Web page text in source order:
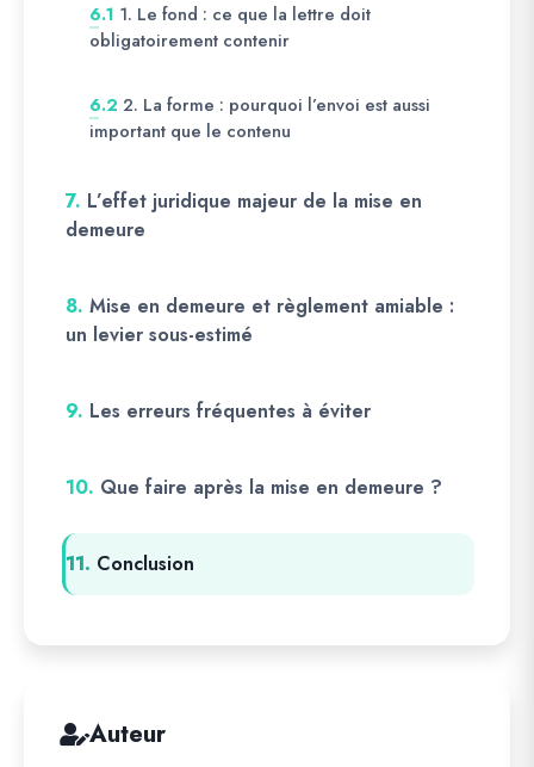
6.1 1. Le fond : ce que la lettre doit
obligatoirement contenir
6.2 2. La forme : pourquoi l’envoi est aussi
important que le contenu
7. L’effet juridique majeur de la mise en
demeure
8. Mise en demeure et règlement amiable :
un levier sous-estimé
9. Les erreurs fréquentes à éviter
10. Que faire après la mise en demeure ?
11. Conclusion
Auteur